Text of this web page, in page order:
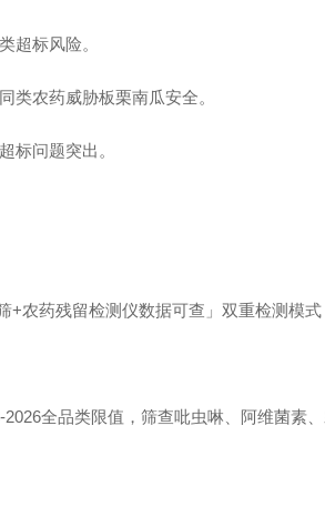
超标风险。
类农药威胁板栗南瓜安全。
标问题突出。
农药残留检测仪数据可查」双重检测模
全品类限值，筛查吡虫啉、阿维菌素